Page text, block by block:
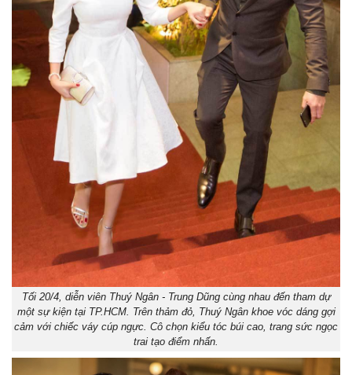
Tối 20/4, diễn viên Thuý Ngân - Trung Dũng cùng nhau đến tham dự
một sự kiện tại TP.HCM. Trên thảm đỏ, Thuý Ngân khoe vóc dáng gợi
cảm với chiếc váy cúp ngực. Cô chọn kiểu tóc búi cao, trang sức ngọc
trai tạo điểm nhấn.